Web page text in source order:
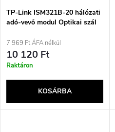
e
k
r
n
é
k
e
k
l
TP-Link ISM321B-20 hálózati
adó-vevő modul Optikai szál
7 969 Ft ÁFA nélkül
10 120 Ft
Raktáron
KOSÁRBA